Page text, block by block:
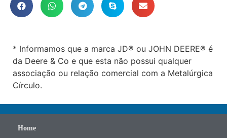
* Informamos que a marca JD® ou JOHN DEERE® é
da Deere & Co e que esta não possui qualquer
associação ou relação comercial com a Metalúrgica
Círculo.
Home